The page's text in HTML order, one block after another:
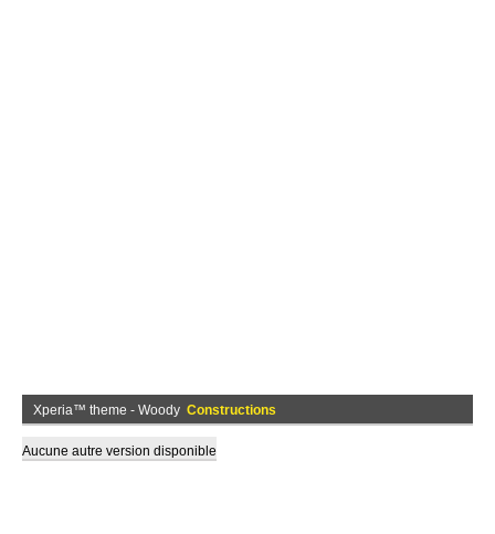
Xperia™ theme - Woody Constructions
Aucune autre version disponible